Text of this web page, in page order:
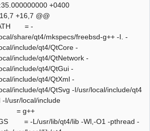
+0400
+16,7 @@
= -
share/qt4/mkspecs/freebsd-g++ -I. -
include/qt4/QtCore -
include/qt4/QtNetwork -
include/qt4/QtGui -
include/qt4/QtXml -
include/qt4/QtSvg -I/usr/local/include/qt4
-I/usr/local/include
= g++
= -L/usr/lib/qt4/lib -Wl,-O1 -pthread -